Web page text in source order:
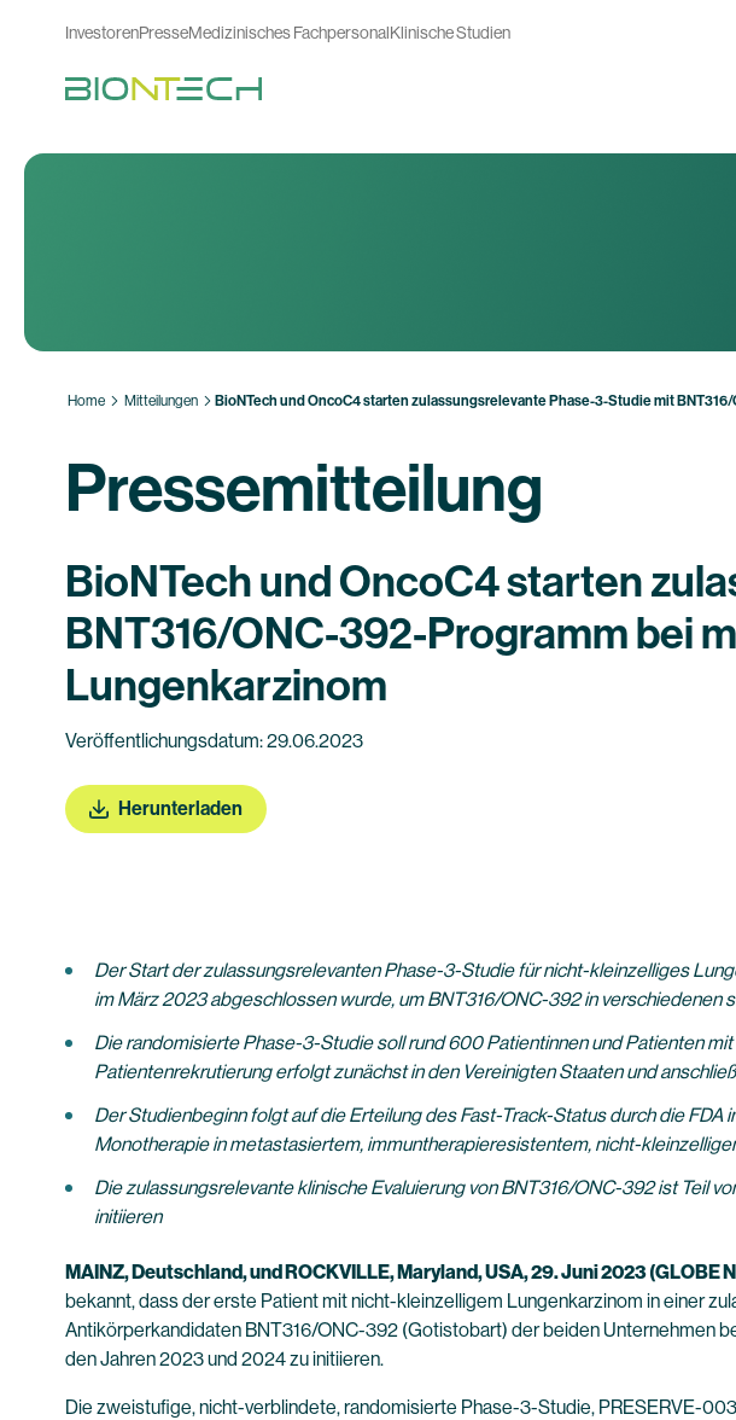
InvestorenPresseMedizinisches FachpersonalKlinische Studien
Home Mitteilungen BioNTech und OncoC4 starten zulassungsrelevante Phase-3-Studie mit
Pressemitteilung
BioNTech und OncoC4 starten
BNT316/ONC-392-Programm bei
Lungenkarzinom
Veröffentlichungsdatum: 29.06.2023
Herunterladen
Der Start der zulassungsrelevanten Phase-3-Studie für nicht-kleinzelliges
im März 2023 abgeschlossen wurde, um BNT316/ONC-392 in verschiedenen
Die randomisierte Phase-3-Studie soll rund 600 Patientinnen und Patienten
Patientenrekrutierung erfolgt zunächst in den Vereinigten Staaten und
Der Studienbeginn folgt auf die Erteilung des Fast-Track-Status durch die
Monotherapie in metastasiertem, immuntherapieresistentem, nicht-
Die zulassungsrelevante klinische Evaluierung von BNT316/ONC-392 ist Teil
initiieren
MAINZ, Deutschland, und ROCKVILLE, Maryland, USA, 29. Juni 2023 (GLOBE
bekannt, dass der erste Patient mit nicht-kleinzelligem Lungenkarzinom in einer
Antikörperkandidaten BNT316/ONC-392 (Gotistobart) der beiden Unternehmen
den Jahren 2023 und 2024 zu initiieren.
Die zweistufige, nicht-verblindete, randomisierte Phase-3-Studie, PRESERVE-